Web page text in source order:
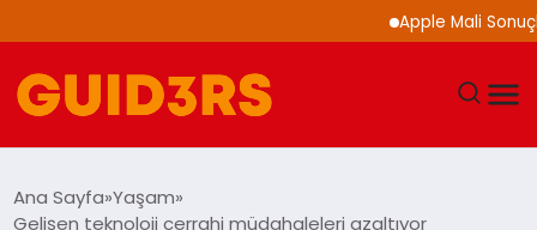
Apple Mali
Ana Sayfa Yaşam
Gelişen teknoloji cerrahi müdahaleleri azaltıyor